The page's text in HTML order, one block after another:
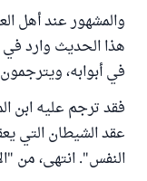
والمشهور عند أهل
هذا الحديث وارد في
في أبوابه،
فقد ترجم عليه ابن
عقد الشيطان التي
النفس". انتهى، من